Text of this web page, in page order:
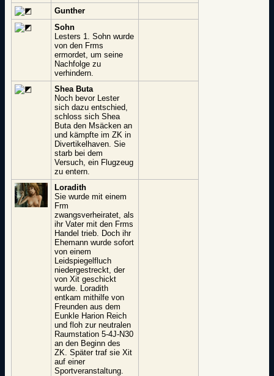
Gunther
Sohn
Lesters 1. Sohn wurde
von den Frms
ermordet, um seine
Nachfolge zu
verhindern.
Shea Buta
Noch bevor Lester
sich dazu entschied,
schloss sich Shea
Buta den Msäcken an
und kämpfte im ZK in
Divertikelhaven. Sie
starb bei dem
Versuch, ein Flugzeug
zu entern.
Loradith
Sie wurde mit einem
Frm
zwangsverheiratet, als
ihr Vater mit den Frms
Handel trieb. Doch ihr
Ehemann wurde sofort
von einem
Leidspiegelfluch
niedergestreckt, der
von Xit geschickt
wurde. Loradith
entkam mithilfe von
Freunden aus dem
Eunkle Harion Reich
und floh zur neutralen
Raumstation 5-4J-N30
an den Beginn des
ZK. Später traf sie Xit
auf einer
Sportveranstaltung.